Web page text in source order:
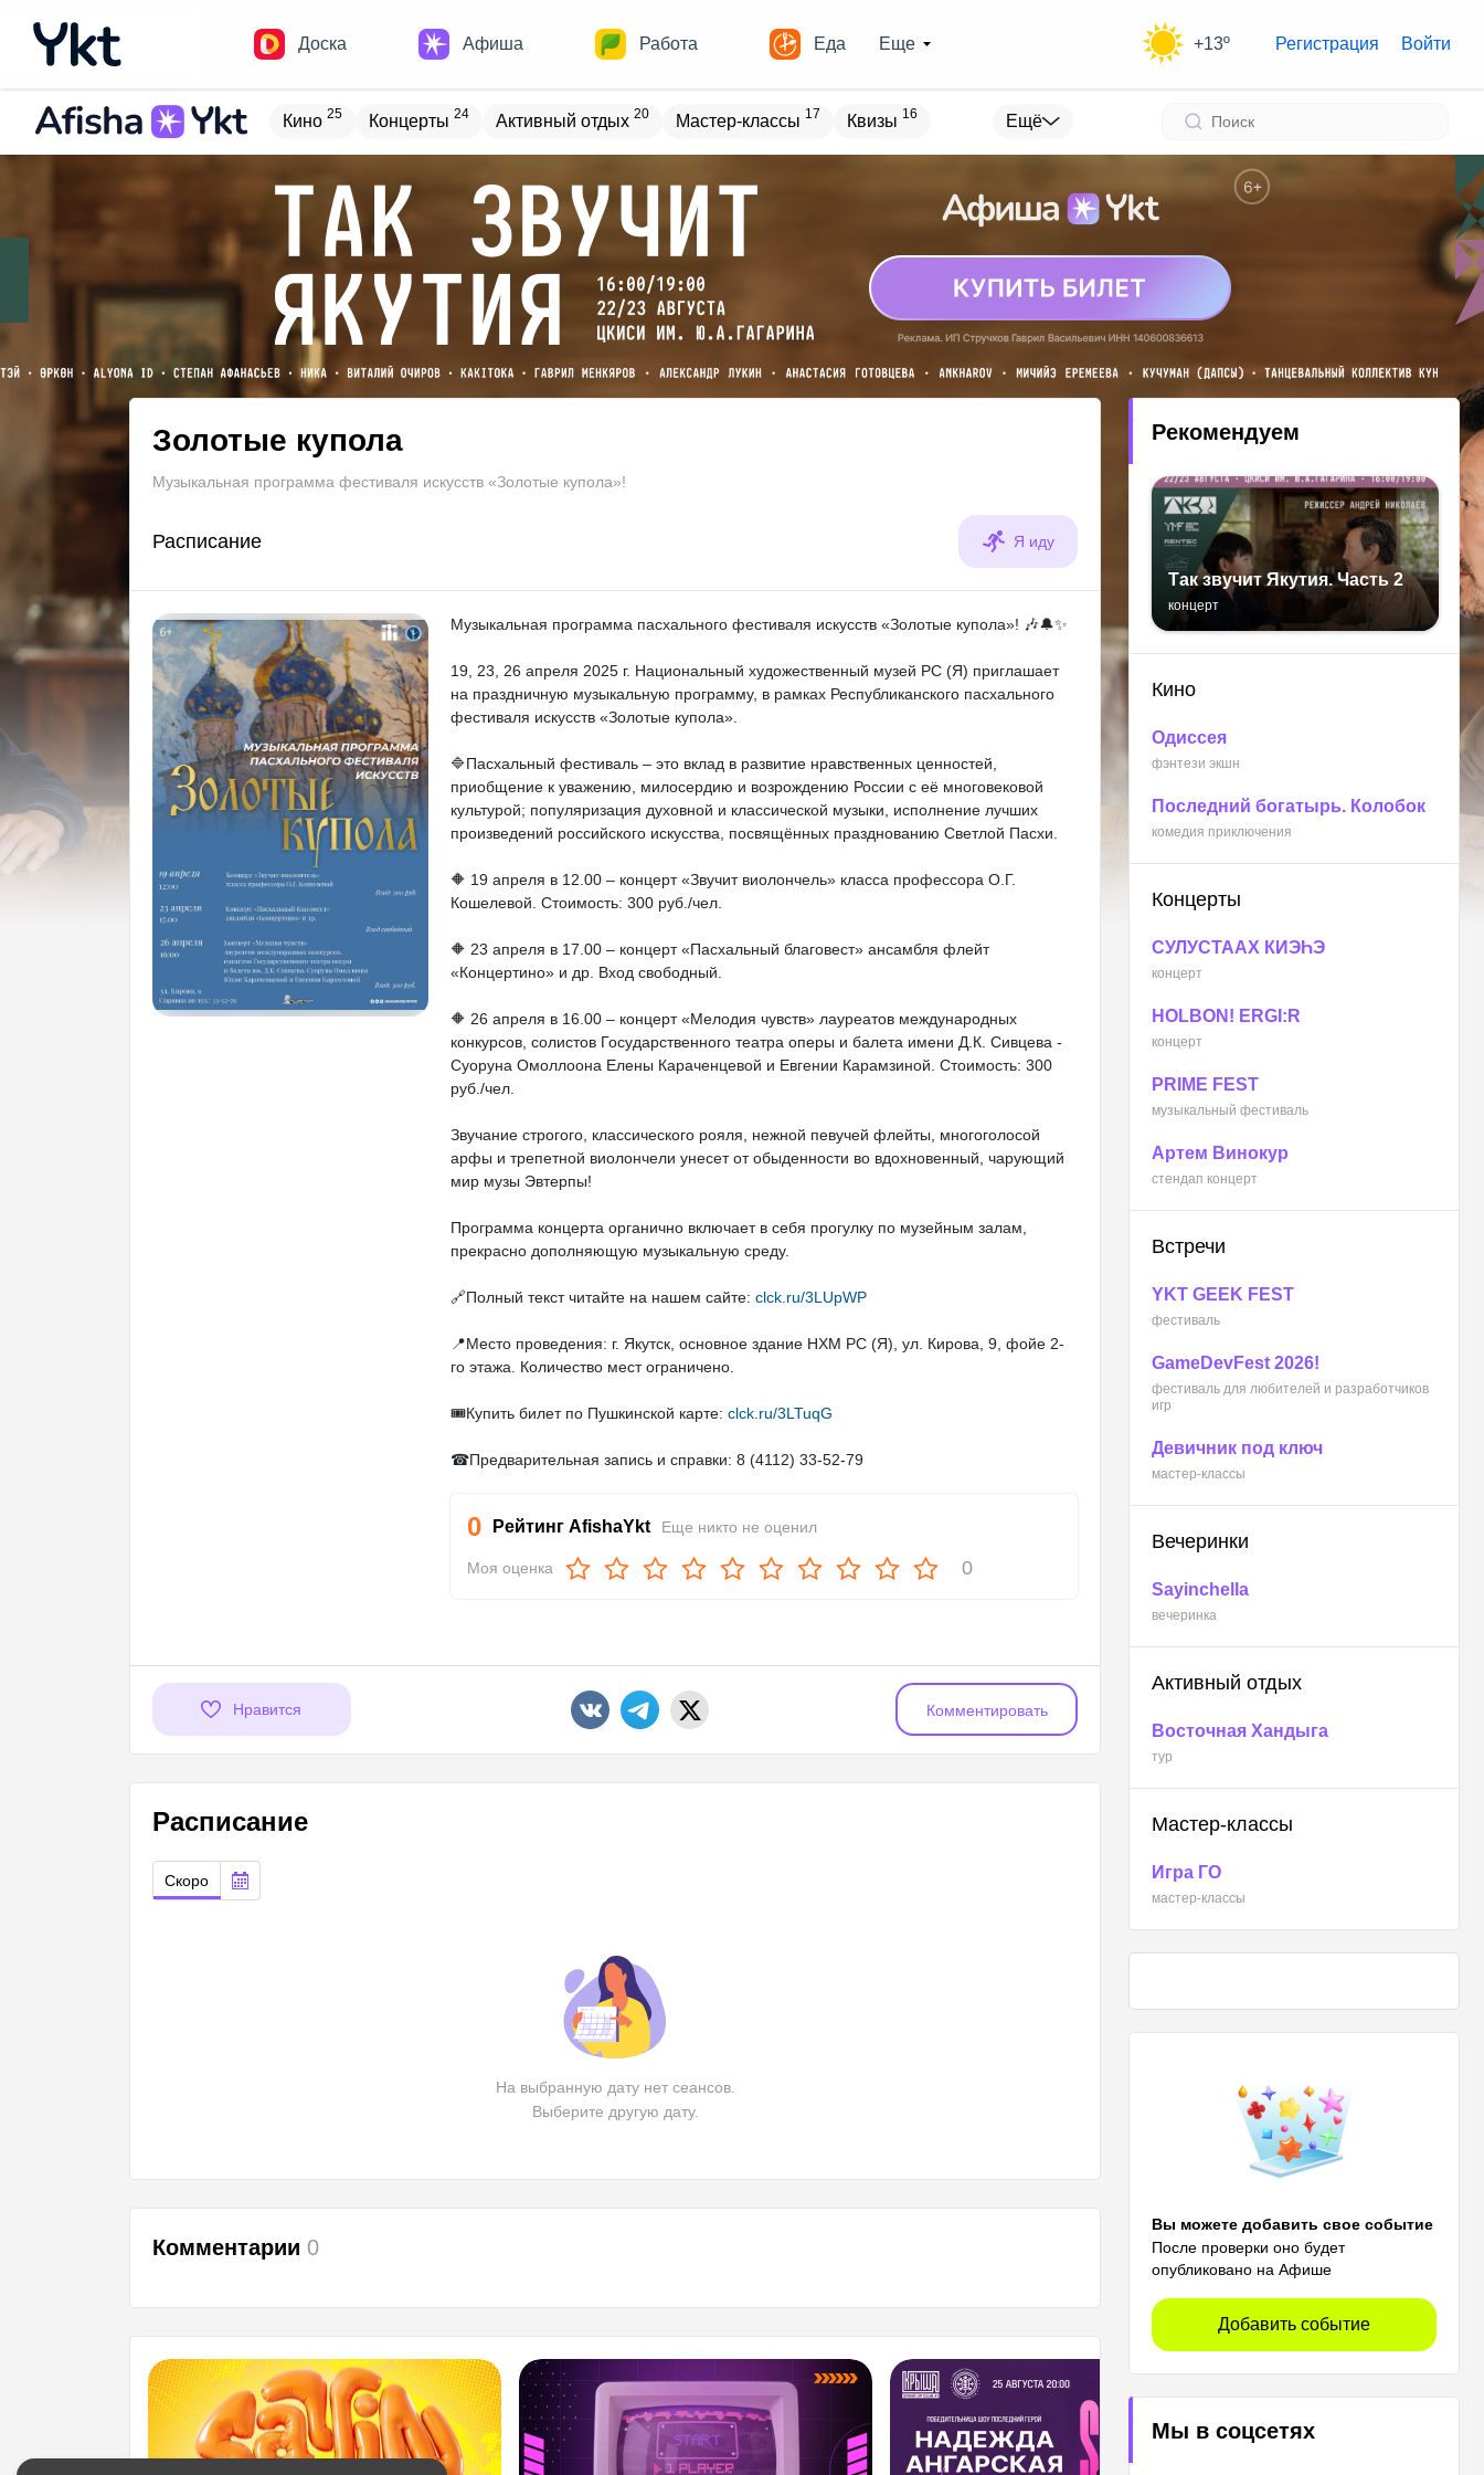
Доска Афиша Работа Еда
Домики Новостройки Места
Еще +13º Регистрация Войти
Кино 25 Концерты 24 Активный отдых 20 Мастер-классы 17 Квизы 16
Встречи Детям Вечеринки Спорт Выставки Театры
Туризм 19 Обучение 4 Квесты 8 Зарубежное Разное
Ещё
Золотые купола
Музыкальная программа фестиваля искусств «Золотые купола»!
Расписание Я иду
Музыкальная программа пасхального фестиваля искусств «Золотые купола»! 🎶🔔✨
19, 23, 26 апреля 2025 г. Национальный художественный музей РС (Я) приглашает
на праздничную музыкальную программу, в рамках Республиканского пасхального
фестиваля искусств «Золотые купола».
🔷Пасхальный фестиваль – это вклад в развитие нравственных ценностей,
приобщение к уважению, милосердию и возрождению России с её многовековой
культурой; популяризация духовной и классической музыки, исполнение лучших
произведений российского искусства, посвящённых празднованию Светлой Пасхи.
🔶 19 апреля в 12.00 – концерт «Звучит виолончель» класса профессора О.Г.
Кошелевой. Стоимость: 300 руб./чел.
🔶 23 апреля в 17.00 – концерт «Пасхальный благовест» ансамбля флейт
«Концертино» и др. Вход свободный.
🔶 26 апреля в 16.00 – концерт «Мелодия чувств» лауреатов международных
конкурсов, солистов Государственного театра оперы и балета имени Д.К. Сивцева -
Суоруна Омоллоона Елены Караченцевой и Евгении Карамзиной. Стоимость: 300
руб./чел.
Звучание строгого, классического рояля, нежной певучей флейты, многоголосой
арфы и трепетной виолончели унесет от обыденности во вдохновенный, чарующий
мир музы Эвтерпы!
Программа концерта органично включает в себя прогулку по музейным залам,
прекрасно дополняющую музыкальную среду.
🔗Полный текст читайте на нашем сайте: clck.ru/3LUpWP
📍Место проведения: г. Якутск, основное здание НХМ РС (Я), ул. Кирова, 9, фойе 2-
го этажа. Количество мест ограничено.
🎟Купить билет по Пушкинской карте: clck.ru/3LTuqG
☎Предварительная запись и справки: 8 (4112) 33-52-79
0 Рейтинг AfishaYkt Еще никто не оценил
Моя оценка 0
Нравится Комментировать
Расписание
Скоро
На выбранную дату нет сеансов.
Выберите другую дату.
Комментарии 0
Рекомендуем
концерт
Так звучит Якутия. Часть 2
Кино
Одиссея
фэнтези экшн
Последний богатырь. Колобок
комедия приключения
Концерты
СУЛУСТААХ КИЭҺЭ
концерт
HOLBON! ERGI:R
концерт
PRIME FEST
музыкальный фестиваль
Артем Винокур
стендап концерт
Встречи
YKT GEEK FEST
фестиваль
GameDevFest 2026!
фестиваль для любителей и разработчиков
игр
Девичник под ключ
мастер-классы
Вечеринки
Sayinchella
вечеринка
Активный отдых
Восточная Хандыга
тур
Мастер-классы
Игра ГО
мастер-классы
Вы можете добавить свое событие
После проверки оно будет
опубликовано на Афише
Добавить событие
Мы в соцсетях